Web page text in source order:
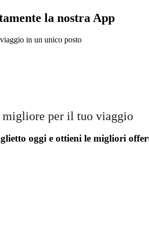
la nostra App
in un unico posto
per il tuo viaggio
oggi e ottieni le migliori